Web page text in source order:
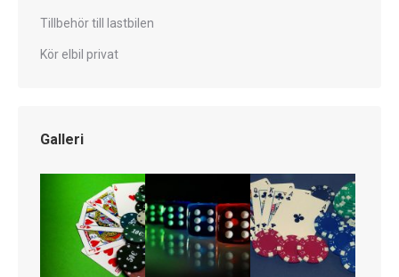
Tillbehör till lastbilen
Kör elbil privat
Galleri